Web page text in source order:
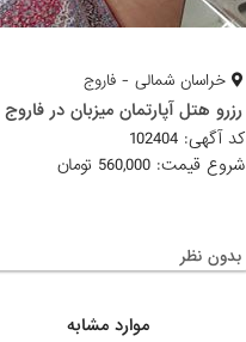
خراسان شمالی - فاروج
رزرو هتل آپارتمان میزبان در فاروج
کد آگهی: 102404
شروع قیمت: 560,000 تومان
بدون نظر
موارد مشابه